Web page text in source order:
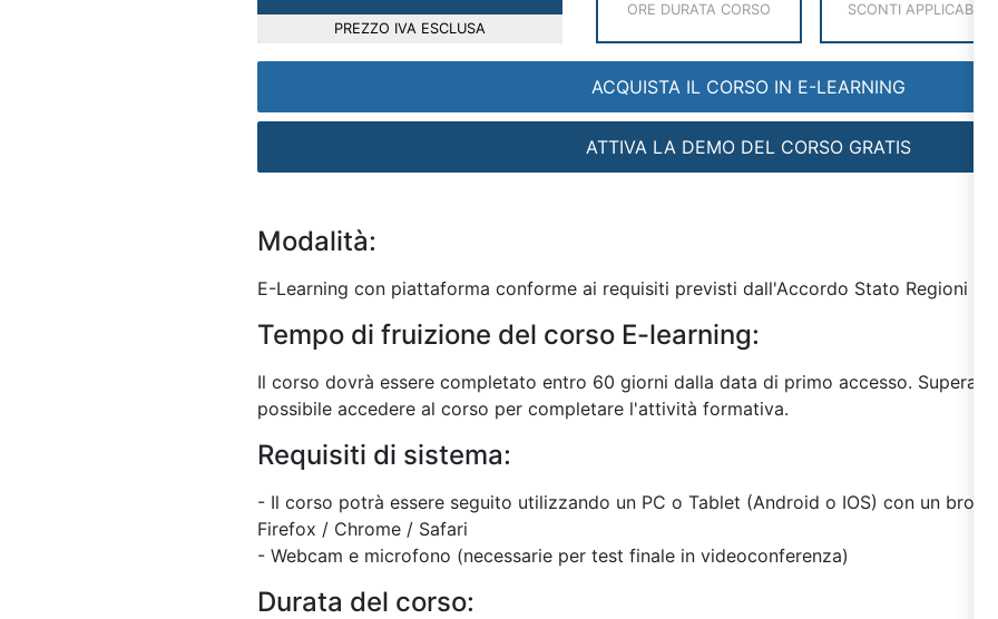
PREZZO IVA ESCLUSA
ORE DURATA CORSO SCONTI APPLICABILI
ACQUISTA IL CORSO IN E-LEARNING
ATTIVA LA DEMO DEL CORSO GRATIS
Modalità:
E-Learning con piattaforma conforme ai requisiti previsti dall'Accordo Stato Regioni del
Tempo di fruizione del corso E-learning:
Il corso dovrà essere completato entro 60 giorni dalla data di primo accesso. Superato
possibile accedere al corso per completare l'attività formativa.
Requisiti di sistema:
- Il corso potrà essere seguito utilizzando un PC o Tablet (Android o IOS) con un
Firefox / Chrome / Safari
- Webcam e microfono (necessarie per test finale in videoconferenza)
Durata del corso: